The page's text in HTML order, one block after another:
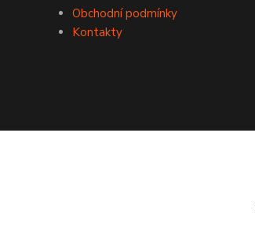
Obchodní podmínky
Kontakty